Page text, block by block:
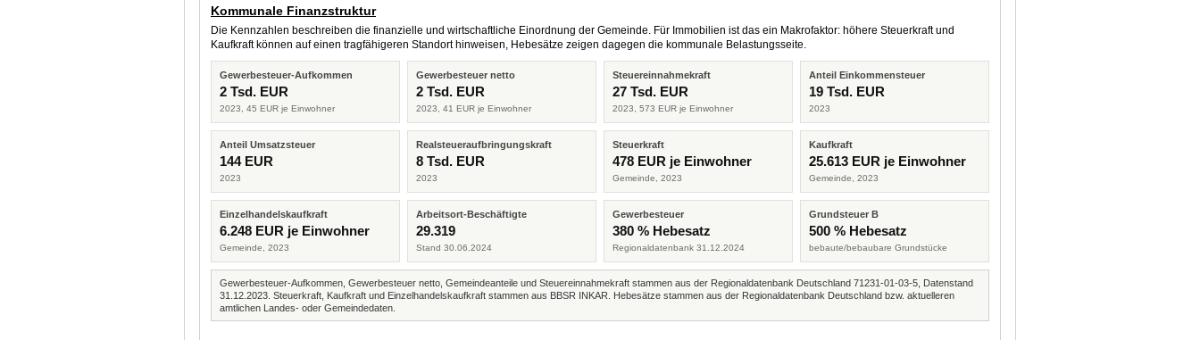
Kommunale Finanzstruktur
Die Kennzahlen beschreiben die finanzielle und wirtschaftliche Einordnung der Gemeinde. Für Immobilien ist das ein Makrofaktor: höhere Steuerkraft und
Kaufkraft können auf einen tragfähigeren Standort hinweisen, Hebesätze zeigen dagegen die kommunale Belastungsseite.
Gewerbesteuer-Aufkommen
2 Tsd. EUR
2023, 45 EUR je Einwohner
Gewerbesteuer netto
2 Tsd. EUR
2023, 41 EUR je Einwohner
Steuereinnahmekraft
27 Tsd. EUR
2023, 573 EUR je Einwohner
Anteil Einkommensteuer
19 Tsd. EUR
2023
Anteil Umsatzsteuer
144 EUR
2023
Realsteueraufbringungskraft
8 Tsd. EUR
2023
Steuerkraft
478 EUR je Einwohner
Gemeinde, 2023
Kaufkraft
25.613 EUR je Einwohner
Gemeinde, 2023
Einzelhandelskaufkraft
6.248 EUR je Einwohner
Gemeinde, 2023
Arbeitsort-Beschäftigte
29.319
Stand 30.06.2024
Gewerbesteuer
380 % Hebesatz
Regionaldatenbank 31.12.2024
Grundsteuer B
500 % Hebesatz
bebaute/bebaubare Grundstücke
Gewerbesteuer-Aufkommen, Gewerbesteuer netto, Gemeindeanteile und Steuereinnahmekraft stammen aus der Regionaldatenbank Deutschland 71231-01-03-5, Datenstand
31.12.2023. Steuerkraft, Kaufkraft und Einzelhandelskaufkraft stammen aus BBSR INKAR. Hebesätze stammen aus der Regionaldatenbank Deutschland bzw. aktuelleren
amtlichen Landes- oder Gemeindedaten.